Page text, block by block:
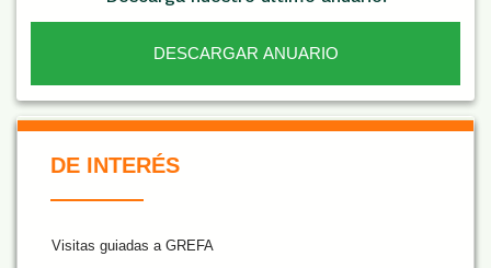
DESCARGAR ANUARIO
DE INTERÉS
Visitas guiadas a GREFA